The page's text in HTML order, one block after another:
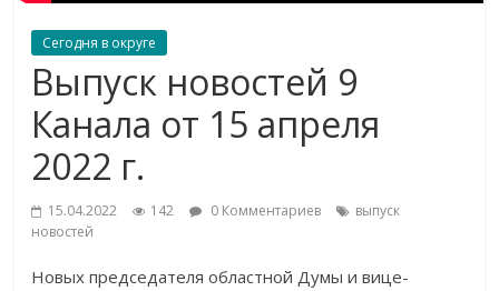
Сегодня в округе
Выпуск новостей 9
Канала от 15 апреля
2022 г.
15.04.2022 142 0 Комментариев
выпуск
новостей
Новых председателя областной Думы и вице-